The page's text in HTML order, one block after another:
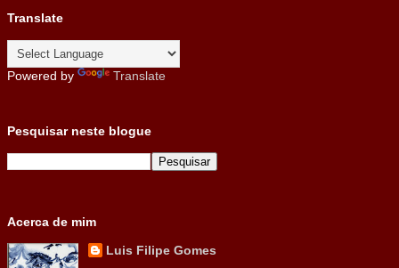
Translate
Powered by Translate
Pesquisar neste blogue
Acerca de mim
Luis Filipe Gomes